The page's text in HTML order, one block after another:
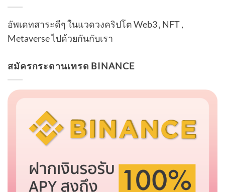
อัพเดทสาระดีๆ ในแวดวงคริปโต Web3 , NFT ,
Metaverse ไปด้วยกันกับเรา
สมัครกระดานเทรด BINANCE